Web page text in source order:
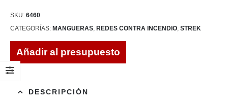
SKU: 6460
CATEGORÍAS: MANGUERAS REDES CONTRA INCENDIO STREK
Añadir al presupuesto
DESCRIPCIÓN